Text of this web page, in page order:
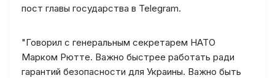
пост главы государства в Telegram.
"Говорил с генеральным секретарем НАТО
Марком Рютте. Важно быстрее работать ради
гарантий безопасности для Украины. Важно быть